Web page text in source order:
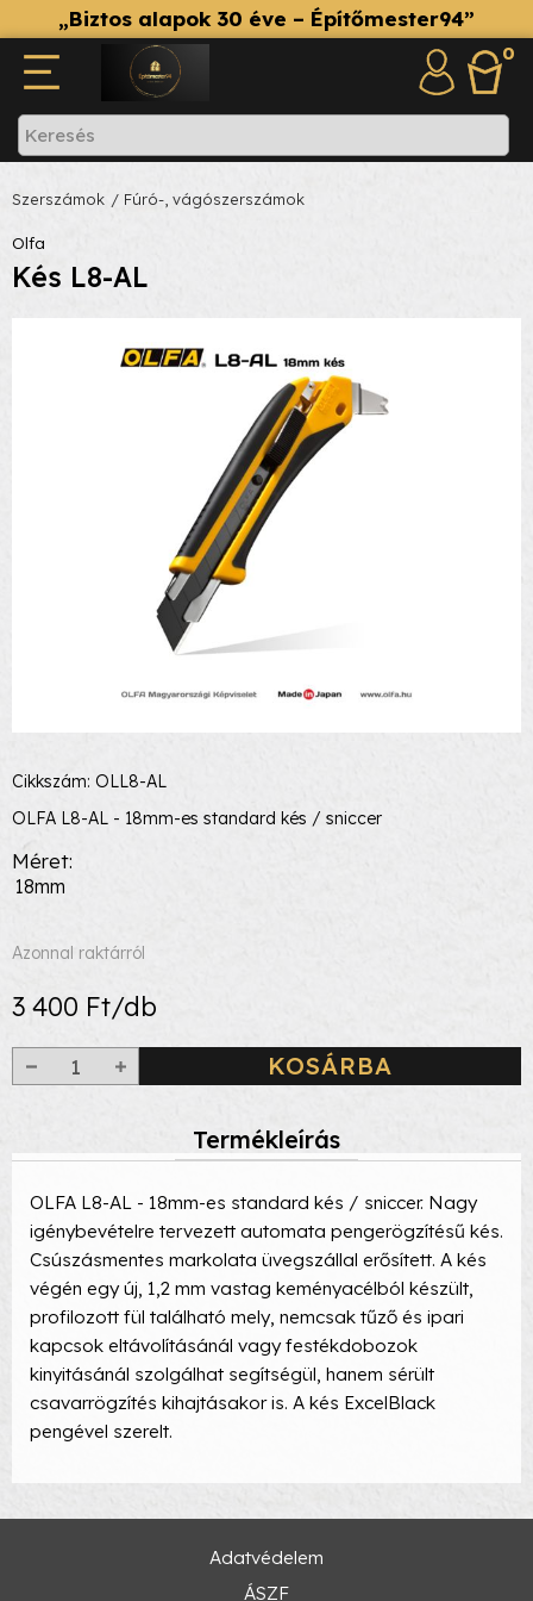
„Biztos alapok 30 éve – Építőmester94”
0
Szerszámok / Fúró-, vágószerszámok
Olfa
Kés L8-AL
Cikkszám: OLL8-AL
OLFA L8-AL - 18mm-es standard kés / sniccer
Méret
18mm
Azonnal raktárról
3 400 Ft/db
KOSÁRBA
Termékleírás
OLFA L8-AL - 18mm-es standard kés / sniccer. Nagy
igénybevételre tervezett automata pengerögzítésű kés.
Csúszásmentes markolata üvegszállal erősített. A kés
végén egy új, 1,2 mm vastag keményacélból készült,
profilozott fül található mely, nemcsak tűző és ipari
kapcsok eltávolításánál vagy festékdobozok
kinyitásánál szolgálhat segítségül, hanem sérült
csavarrögzítés kihajtásakor is. A kés ExcelBlack
pengével szerelt.
Adatvédelem
ÁSZF